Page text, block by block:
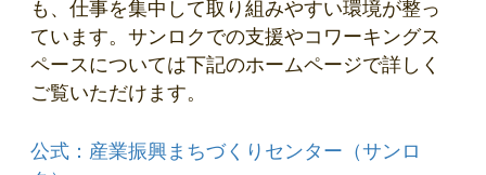
も、仕事を集中して取り組みやすい環境が整っ
ています。サンロクでの支援やコワーキングス
ペースについては下記のホームページで詳しく
ご覧いただけます。
公式：産業振興まちづくりセンター（サンロ